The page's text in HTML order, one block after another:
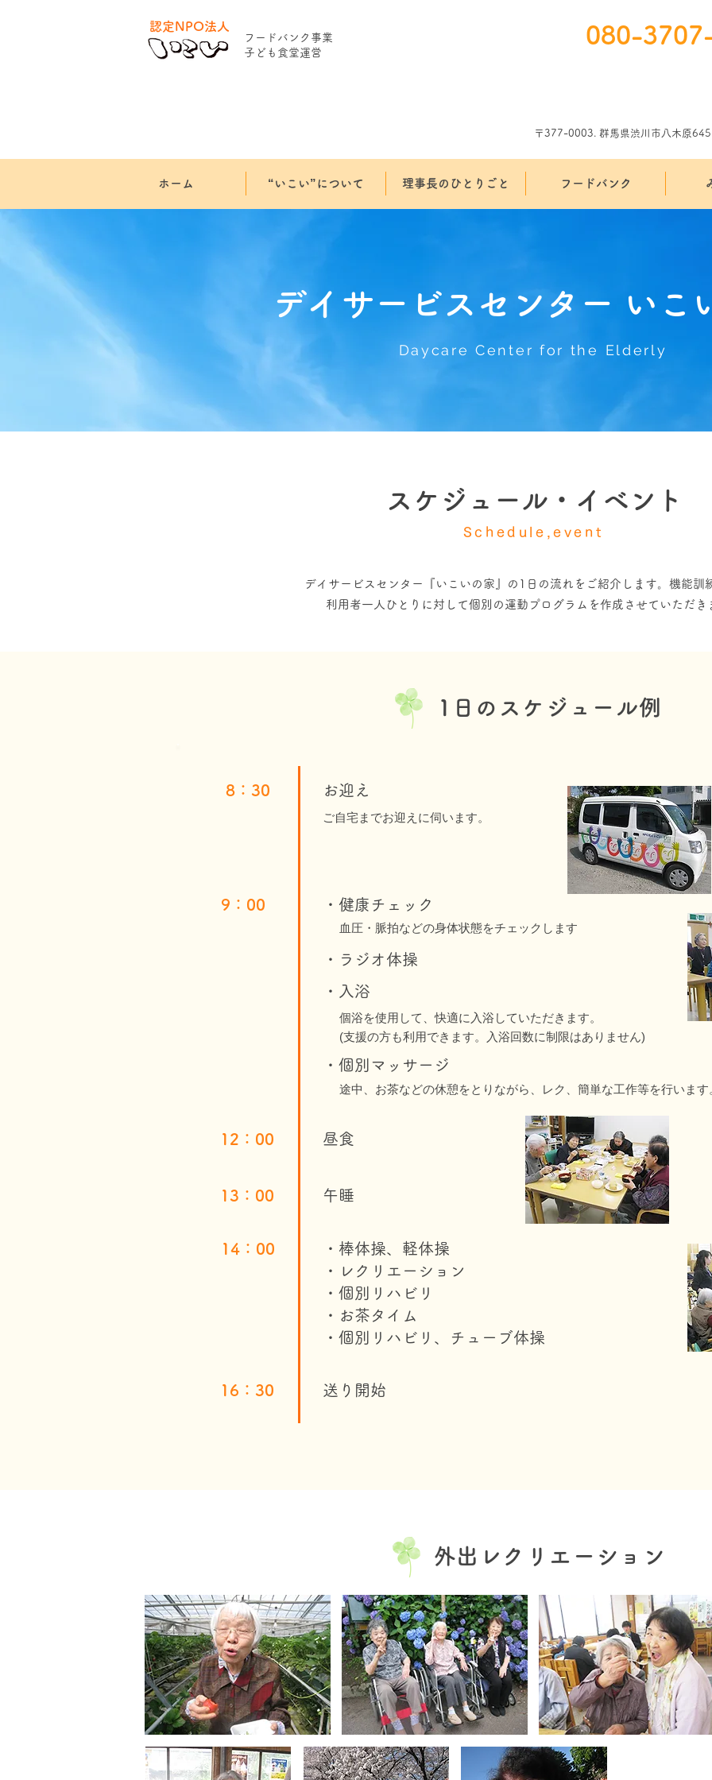
認定NPO法人
​フードバンク事業
​子ども食堂運営
080-
〒377-0003. 群馬県渋川市八木原
ホーム “いこい”について 理事長のひとりごと フードバンク
デイサービスセンター いこ
Daycare Center for the Elderly
スケジュール・イベント
Schedule,event
デイサービスセンター『いこいの家』の1日の流れをご紹介します。機能訓
利用者一人ひとりに対して個別の運動プログラムを作成させていただき
1日のスケジュール例
8：30
9：00
12：00
13：00
14：00
16：30
お迎え
ご自宅までお迎えに伺います。
・健康チェック
血圧・脈拍などの身体状態をチェックします
・ラジオ体操
・入浴
個浴を使用して、快適に入浴していただきます。
(支援の方も利用できます。入浴回数に制限はありません)
・個別マッサージ
途中、お茶などの休憩をとりながら、レク、簡単な工作等を行います
昼食
午睡
・棒体操、軽体操
・レクリエーション
・個別リハビリ
・お茶タイム
​・個別リハビリ、チューブ体操
​送り開始
​外出レクリエーション